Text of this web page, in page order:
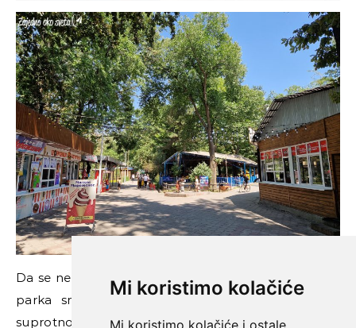
Mi koristimo kolačiće
Mi koristimo kolačiće i ostale
Da se ne bismo posle vraćali istim putem, kod ovog
parka smo umesto ka glavnom trgu skrenuli u
suprotnom pravcu, sa namerom da nađemo rusku